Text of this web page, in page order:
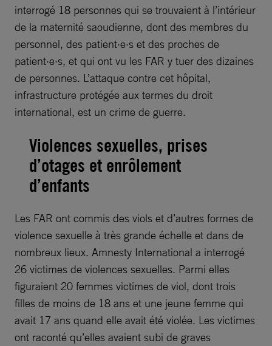
interrogé 18 personnes qui se trouvaient à l’intérieur
de la maternité saoudienne, dont des membres du
personnel, des patient·e·s et des proches de
patient·e·s, et qui ont vu les FAR y tuer des dizaines
de personnes. L’attaque contre cet hôpital,
infrastructure protégée aux termes du droit
international, est un crime de guerre.
Violences sexuelles, prises
d’otages et enrôlement
d’enfants
Les FAR ont commis des viols et d’autres formes de
violence sexuelle à très grande échelle et dans de
nombreux lieux. Amnesty International a interrogé
26 victimes de violences sexuelles. Parmi elles
figuraient 20 femmes victimes de viol, dont trois
filles de moins de 18 ans et une jeune femme qui
avait 17 ans quand elle avait été violée. Les victimes
ont raconté qu’elles avaient subi de graves